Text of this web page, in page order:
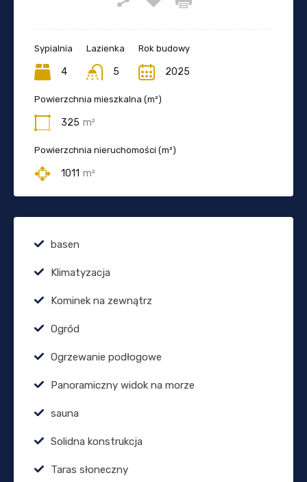
Sypialnia
4
Lazienka
5
Rok budowy
2025
Powierzchnia mieszkalna (m²)
325 m²
Powierzchnia nieruchomości (m²)
1011 m²
basen
Klimatyzacja
Kominek na zewnątrz
Ogród
Ogrzewanie podłogowe
Panoramiczny widok na morze
sauna
Solidna konstrukcja
Taras słoneczny